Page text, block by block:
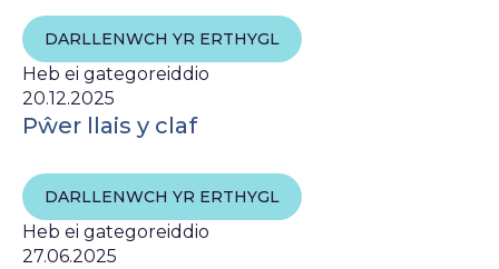
DARLLENWCH YR ERTHYGL
Heb ei gategoreiddio
20.12.2025
Pŵer llais y claf
DARLLENWCH YR ERTHYGL
Heb ei gategoreiddio
27.06.2025